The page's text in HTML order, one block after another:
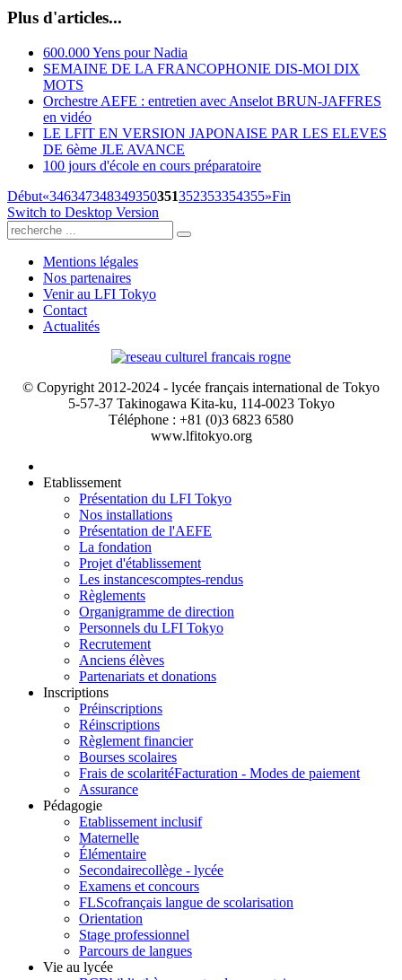
Plus d'articles...
600.000 Yens pour Nadia
SEMAINE DE LA FRANCOPHONIE DIS-MOI DIX
MOTS
Orchestre AEFE : entretien avec Anselot BRUN-JAFFRES
en vidéo
LE LFIT EN VERSION JAPONAISE PAR LES ELEVES
DE 6ème JLE AVANCE
100 jours d'école en cours préparatoire
Début«346347348349350351352353354355»Fin
Switch to Desktop Version
Mentions légales
Nos partenaires
Venir au LFI Tokyo
Contact
Actualités
© Copyright 2012-2024 - lycée français international de Tokyo
5-57-37 Takinogawa Kita-ku, 114-0023 Tokyo
Téléphone : +81 (0)3 6823 6580
www.lfitokyo.org
Etablissement
Présentation du LFI Tokyo
Nos installations
Présentation de l'AEFE
La fondation
Projet d'établissement
Les instancescomptes-rendus
Règlements
Organigramme de direction
Personnels du LFI Tokyo
Recrutement
Anciens élèves
Partenariats et donations
Inscriptions
Préinscriptions
Réinscriptions
Règlement financier
Bourses scolaires
Frais de scolaritéFacturation - Modes de paiement
Assurance
Pédagogie
Etablissement inclusif
Maternelle
Élémentaire
Secondairecollège - lycée
Examens et concours
FLScofrançais langue de scolarisation
Orientation
Stage professionnel
Parcours de langues
Vie au lycée